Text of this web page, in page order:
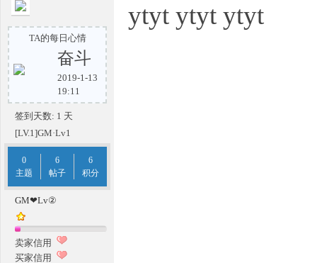
奇
TA的每日心情
奋斗
2019-1-13
19:11
签到天数: 1 天
[LV.1]GM·Lv1
0
主题
6
帖子
6
积分
GM❤Lv②
卖家信用
买家信用
ytyt ytyt ytyt